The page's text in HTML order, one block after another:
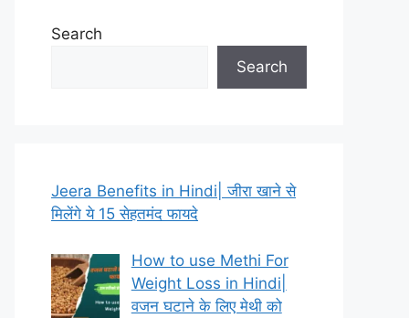
Search
Search
Jeera Benefits in Hindi| जीरा खाने से
मिलेंगे ये 15 सेहतमंद फायदे
How to use Methi For
Weight Loss in Hindi|
वजन घटाने के लिए मेथी को